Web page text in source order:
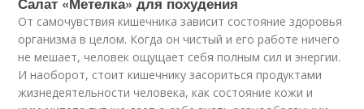
От самочувствия кишечника зависит состояние здоровья
организма в целом. Когда он чистый и его работе ничего
не мешает, человек ощущает себя полным сил и энергии.
И наоборот, стоит кишечнику засориться продуктами
жизнедеятельности человека, как состояние кожи и